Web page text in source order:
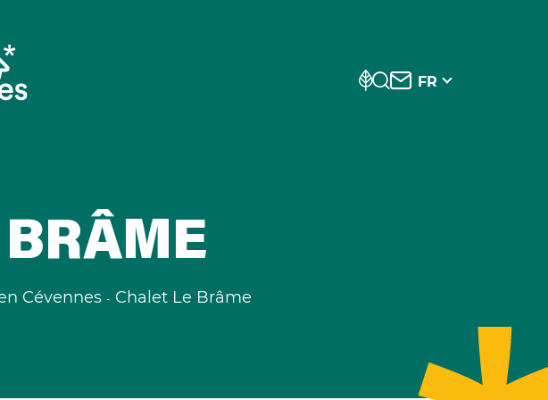
FR
Cévennes Chalet Le Brâme